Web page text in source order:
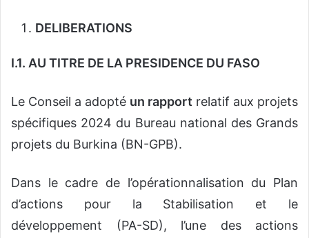
DELIBERATIONS
I.1. AU TITRE DE LA PRESIDENCE DU FASO
Le Conseil a adopté un rapport relatif aux projets
spécifiques 2024 du Bureau national des Grands
projets du Burkina (BN-GPB).
Dans le cadre de l’opérationnalisation du Plan
d’actions pour la Stabilisation et le
développement (PA-SD), l’une des actions